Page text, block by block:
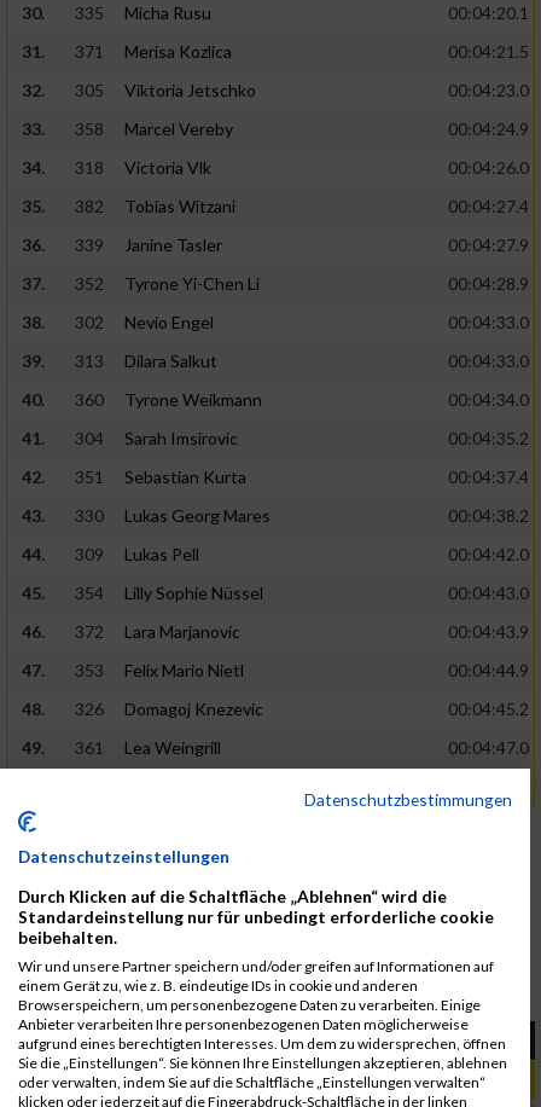
30.
335 Micha Rusu
00:04:20.1
31.
371 Merisa Kozlica
00:04:21.5
32.
305 Viktoria Jetschko
00:04:23.0
33.
358 Marcel Vereby
00:04:24.9
34.
318 Victoria Vlk
00:04:26.0
35.
382 Tobias Witzani
00:04:27.4
36.
339 Janine Tasler
00:04:27.9
37.
352 Tyrone Yi-Chen Li
00:04:28.9
38.
302 Nevio Engel
00:04:33.0
39.
313 Dilara Salkut
00:04:33.0
40.
360 Tyrone Weikmann
00:04:34.0
41.
304 Sarah Imsirovic
00:04:35.2
42.
351 Sebastian Kurta
00:04:37.4
43.
330 Lukas Georg Mares
00:04:38.2
44.
309 Lukas Pell
00:04:42.0
45.
354 Lilly Sophie Nüssel
00:04:43.0
46.
372 Lara Marjanovic
00:04:43.9
47.
353 Felix Mario Nietl
00:04:44.9
48.
326 Domagoj Knezevic
00:04:45.2
49.
361 Lea Weingrill
00:04:47.0
«
GPos = Geschlechter Position, KPos = Kategorie Position, TPos =
Team Position, DNS = Did not start, DNF = Did not finish, DQ =
Ergebnisse auf Facebook teilen
Datenschutzbestimmungen
Datenschutzeinstellungen
Durch Klicken auf die Schaltfläche „Ablehnen“ wird die
Standardeinstellung nur für unbedingt erforderliche cookie
beibehalten.
Wir und unsere Partner speichern und/oder greifen auf Informationen auf
einem Gerät zu, wie z. B. eindeutige IDs in cookie und anderen
Browserspeichern, um personenbezogene Daten zu verarbeiten. Einige
Anbieter verarbeiten Ihre personenbezogenen Daten möglicherweise
aufgrund eines berechtigten Interesses. Um dem zu widersprechen, öffnen
Sie die „Einstellungen“. Sie können Ihre Einstellungen akzeptieren, ablehnen
oder verwalten, indem Sie auf die Schaltfläche „Einstellungen verwalten“
klicken oder jederzeit auf die Fingerabdruck-Schaltfläche in der linken